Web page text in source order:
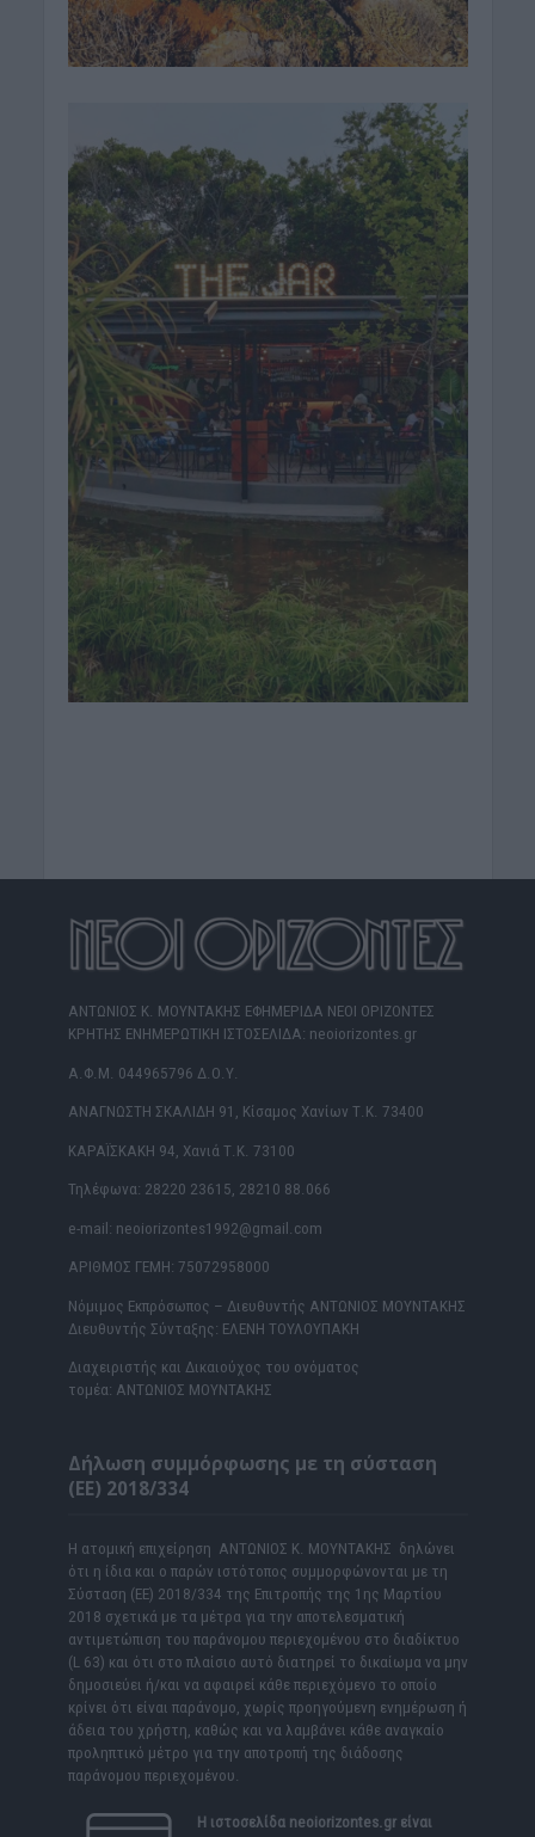
ΑΝΤΩΝΙΟΣ Κ. ΜΟΥΝΤΑΚΗΣ ΕΦΗΜΕΡΙΔΑ ΝΕΟΙ ΟΡΙΖΟΝΤΕΣ
ΚΡΗΤΗΣ ΕΝΗΜΕΡΩΤΙΚΗ ΙΣΤΟΣΕΛΙΔΑ: neoiorizontes.gr
Α.Φ.Μ. 044965796 Δ.Ο.Υ.
ΑΝΑΓΝΩΣΤΗ ΣΚΑΛΙΔΗ 91, Κίσαμος Χανίων Τ.Κ. 73400
ΚΑΡΑΪΣΚΑΚΗ 94, Χανιά Τ.Κ. 73100
Τηλέφωνα: 28220 23615, 28210 88.066
e-mail: neoiorizontes1992@gmail.com
ΑΡΙΘΜΟΣ ΓΕΜΗ: 75072958000
Νόμιμος Εκπρόσωπος – Διευθυντής ΑΝΤΩΝΙΟΣ ΜΟΥΝΤΑΚΗΣ
Διευθυντής Σύνταξης: ΕΛΕΝΗ ΤΟΥΛΟΥΠΑΚΗ
Διαχειριστής και Δικαιούχος του ονόματος
τομέα: ΑΝΤΩΝΙΟΣ ΜΟΥΝΤΑΚΗΣ
Δήλωση συμμόρφωσης με τη σύσταση
(ΕΕ) 2018/334
Η ατομική επιχείρηση ΑΝΤΩΝΙΟΣ Κ. ΜΟΥΝΤΑΚΗΣ δηλώνει
ότι η ίδια και ο παρών ιστότοπος συμμορφώνονται με τη
Σύσταση (ΕΕ) 2018/334 της Επιτροπής της 1ης Μαρτίου
2018 σχετικά με τα μέτρα για την αποτελεσματική
αντιμετώπιση του παράνομου περιεχομένου στο διαδίκτυο
(L 63) και ότι στο πλαίσιο αυτό διατηρεί το δικαίωμα να μην
δημοσιεύει ή/και να αφαιρεί κάθε περιεχόμενο το οποίο
κρίνει ότι είναι παράνομο, χωρίς προηγούμενη ενημέρωση ή
άδεια του χρήστη, καθώς και να λαμβάνει κάθε αναγκαίο
προληπτικό μέτρο για την αποτροπή της διάδοσης
παράνομου περιεχομένου.
Η ιστοσελίδα neoiorizontes.grείναι